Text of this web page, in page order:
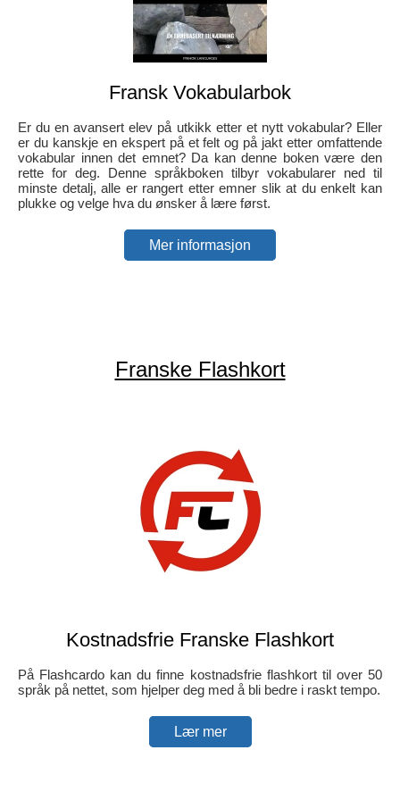
Fransk Vokabularbok
Er du en avansert elev på utkikk etter et nytt vokabular? Eller
er du kanskje en ekspert på et felt og på jakt etter omfattende
vokabular innen det emnet? Da kan denne boken være den
rette for deg. Denne språkboken tilbyr vokabularer ned til
minste detalj, alle er rangert etter emner slik at du enkelt kan
plukke og velge hva du ønsker å lære først.
Mer informasjon
Franske Flashkort
Kostnadsfrie Franske Flashkort
På Flashcardo kan du finne kostnadsfrie flashkort til over 50
språk på nettet, som hjelper deg med å bli bedre i raskt tempo.
Lær mer